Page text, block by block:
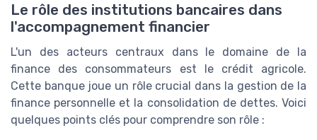
Le rôle des institutions bancaires dans
l'accompagnement financier
L'un des acteurs centraux dans le domaine de la
finance des consommateurs est le crédit agricole.
Cette banque joue un rôle crucial dans la gestion de la
finance personnelle et la consolidation de dettes. Voici
quelques points clés pour comprendre son rôle :